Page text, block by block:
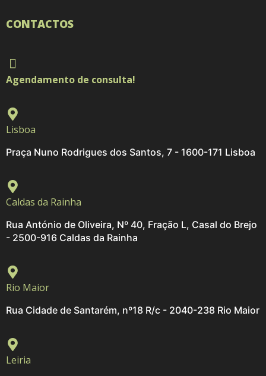
CONTACTOS
Agendamento de consulta!
Lisboa
Praça Nuno Rodrigues dos Santos, 7 - 1600-171 Lisboa
Caldas da Rainha
Rua António de Oliveira, Nº 40, Fração L, Casal do Brejo
- 2500-916 Caldas da Rainha
Rio Maior
Rua Cidade de Santarém, nº18 R/c - 2040-238 Rio Maior
Leiria